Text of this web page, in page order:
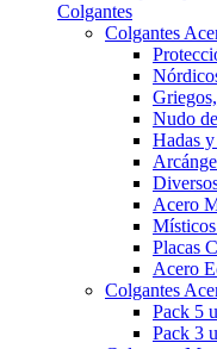
Colgantes
Colgantes
Nudo
Hadas
Acero
Placas
Acero
Colgantes
Pack 5
Pack 3